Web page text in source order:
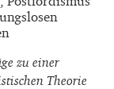
zu einer
Theorie